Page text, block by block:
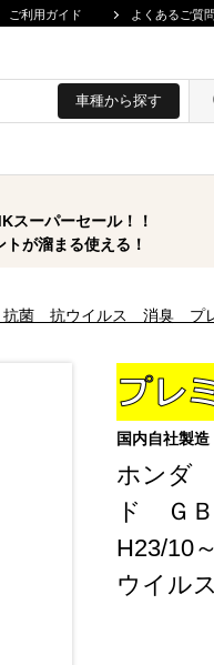
ご利用ガイド よくあるご質問
車種から探す
スーパーセール！！
が溜まる使える！
菌 抗ウイルス 消臭 プ
国内自社製
ホンダ
ド Ｇ
H23/
ウイル